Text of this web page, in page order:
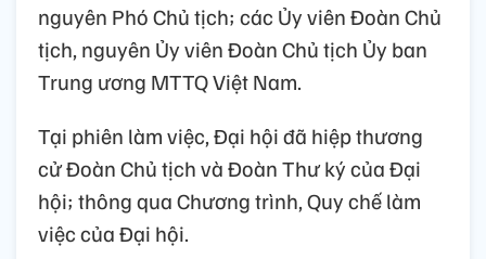
nguyên Phó Chủ tịch; các Ủy viên Đoàn Chủ
tịch, nguyên Ủy viên Đoàn Chủ tịch Ủy ban
Trung ương MTTQ Việt Nam.
Tại phiên làm việc, Đại hội đã hiệp thương
cử Đoàn Chủ tịch và Đoàn Thư ký của Đại
hội; thông qua Chương trình, Quy chế làm
việc của Đại hội.